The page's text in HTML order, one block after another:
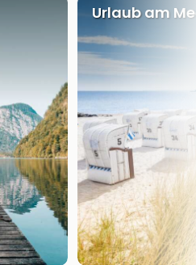
Urlaub am